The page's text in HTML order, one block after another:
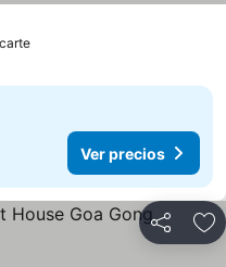
Ver precios
Ver precios
Compartir